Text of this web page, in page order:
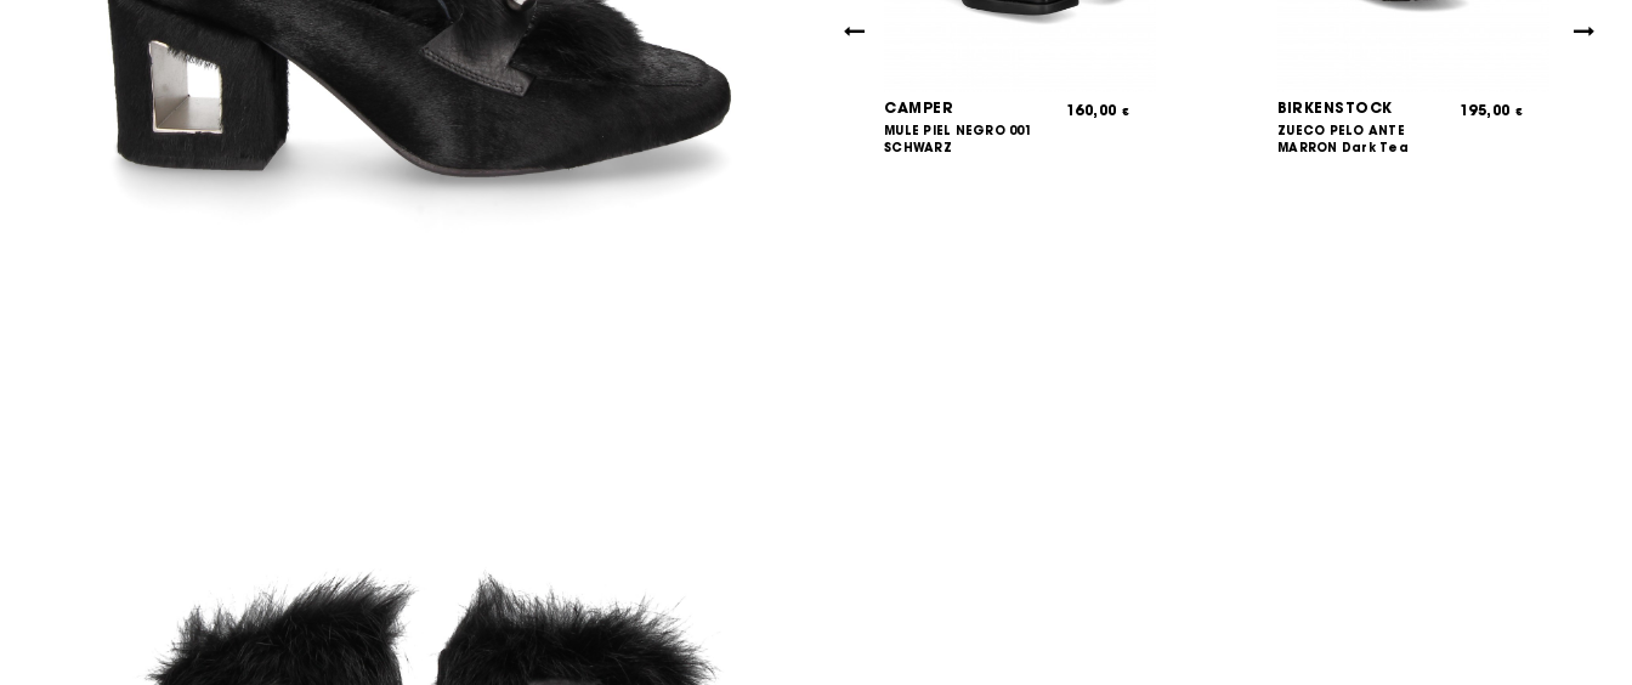
MICHAEL KORS
ZUECO PIEL LOGO
MOKA 200 BRAUN
180,00 BIRKENSTOCK 161,00€
180,00
CAMPER
MULE PIEL NEGRO 001
SCHWARZ
160,00€ BIRKENSTOCK
ZUECO PELO ANTE
MARRON Dark Tea
195,00€